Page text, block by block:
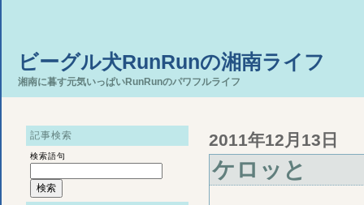
ビーグル犬RunRunの湘南ライフ
湘南に暮す元気いっぱいRunRunのパワフルライフ
記事検索
検索語句
2011年12月13日
ケロッと